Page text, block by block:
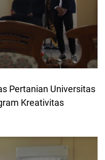
Pertanian Universitas
Kreativitas